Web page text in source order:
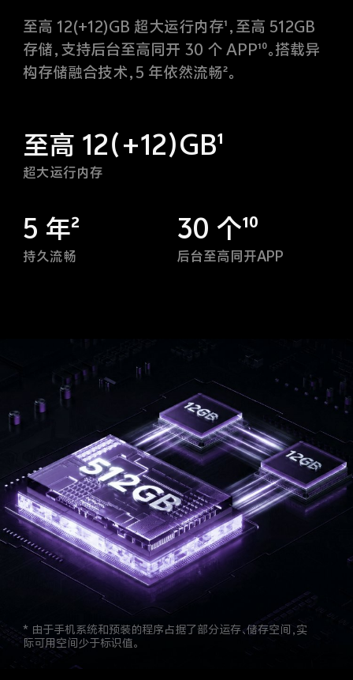
存储，支持后台至高同开 30 个 APP¹⁰。搭载异
构存储融合技术，5 年依然流畅²。
至高 12（+12）GB¹
超大运行内存
5 年²
持久流畅
30 个¹⁰
后台至高同开APP
* 由于手机系统和预装的程序占据了部分运存、储存空间，实
际可用空间少于标识值。